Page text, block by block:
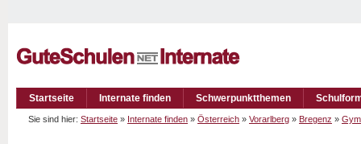
Startseite Internate finden Schwerpunktthemen
Sie sind hier: Startseite » Internate finden » Österreich » Vorarlberg » Bregenz »